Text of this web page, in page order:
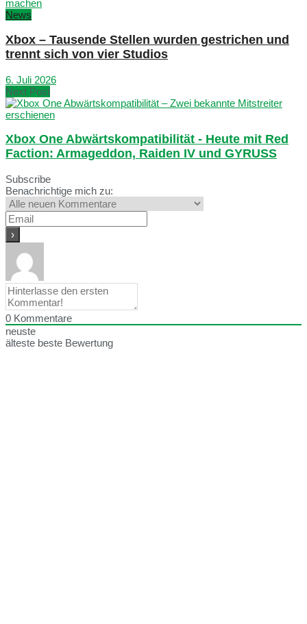
News
Xbox – Tausende Stellen wurden gestrichen und
trennt sich von vier Studios
6. Juli 2026
Next Post
Xbox One Abwärtskompatibilität - Heute mit Red
Faction: Armageddon, Raiden IV und GYRUSS
Subscribe
Benachrichtige mich zu:
0 Kommentare
neuste
älteste beste Bewertung